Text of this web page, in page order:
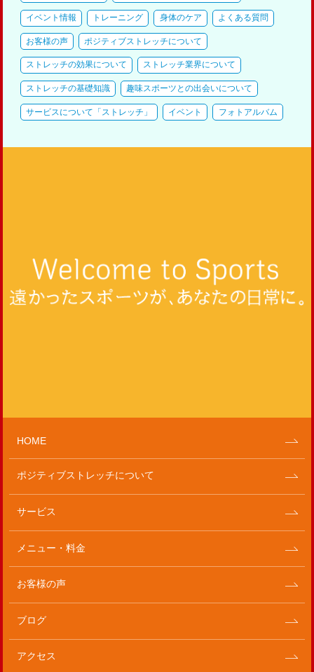
イベント情報 トレーニング 身体のケア よくある質問
お客様の声 ポジティブストレッチについて
ストレッチの効果について ストレッチ業界について
ストレッチの基礎知識 趣味スポーツとの出会いについて
サービスについて「ストレッチ」 イベント フォトアルバム
HOME
ポジティブストレッチについて
サービス
メニュー・料金
お客様の声
ブログ
アクセス